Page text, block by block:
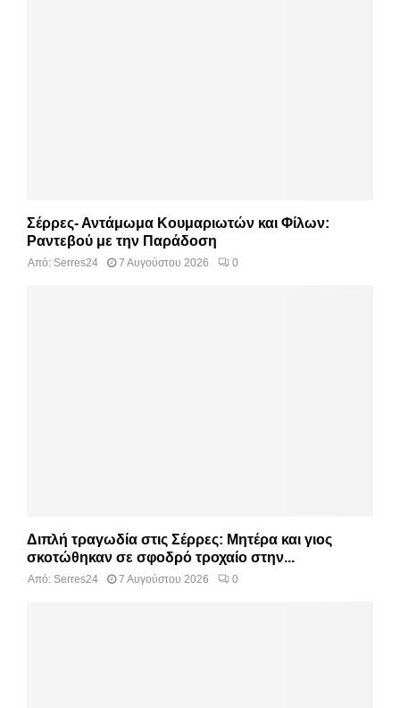
Σέρρες- Αντάμωμα Κουμαριωτών και Φίλων:
Ραντεβού με την Παράδοση
Από: Serres24 7 Αυγούστου 2026 0
Διπλή τραγωδία στις Σέρρες: Μητέρα και γιος
σκοτώθηκαν σε σφοδρό τροχαίο στην...
Από: Serres24 7 Αυγούστου 2026 0